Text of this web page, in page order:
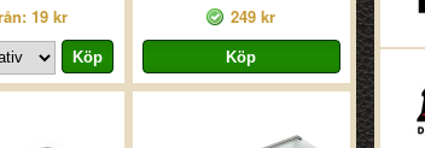
19 kr 249 kr